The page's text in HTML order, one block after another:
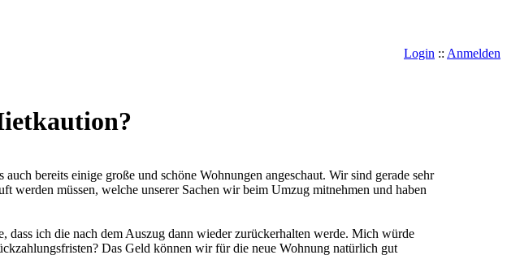
Login :: Anmelden
bereits einige große und schöne Wohnungen angeschaut. Wir sind gerade sehr
werden müssen, welche unserer Sachen wir beim Umzug mitnehmen und haben
ich die nach dem Auszug dann wieder zurückerhalten werde. Mich würde
Das Geld können wir für die neue Wohnung natürlich gut